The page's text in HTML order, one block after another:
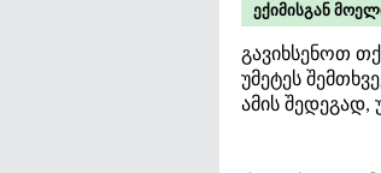
ექიმისგან
გავიხსენოთ
უმეტეს
ამის